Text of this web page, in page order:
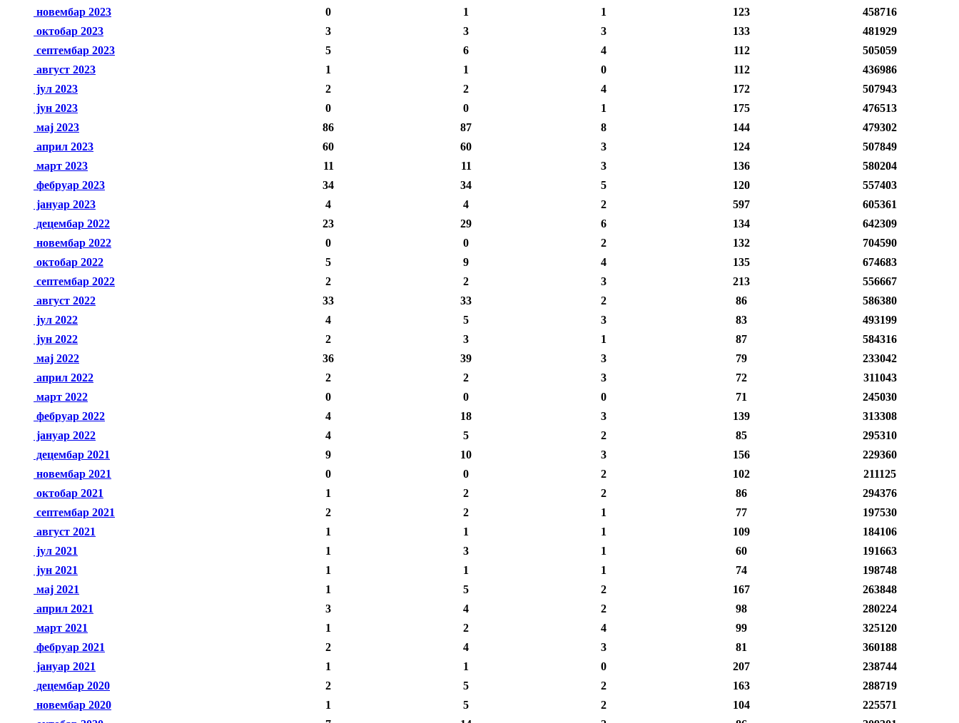
новембар 2023
0 1 1 123
458716
октобар 2023
3 3 3 133
481929
септембар 2023
5 6 4 112
505059
август 2023
1 1 0 112
436986
јул 2023
2 2 4 172
507943
јун 2023
0 0 1 175
476513
мај 2023
86 87 8 144
479302
април 2023
60 60 3 124
507849
март 2023
11 11 3 136
580204
фебруар 2023
34 34 5 120
557403
јануар 2023
4 4 2 597
605361
децембар 2022
23 29 6 134
642309
новембар 2022
0 0 2 132
704590
октобар 2022
5 9 4 135
674683
септембар 2022
2 2 3 213
556667
август 2022
33 33 2 86
586380
јул 2022
4 5 3 83
493199
јун 2022
2 3 1 87
584316
мај 2022
36 39 3 79
233042
април 2022
2 2 3 72
311043
март 2022
0 0 0 71
245030
фебруар 2022
4 18 3 139
313308
јануар 2022
4 5 2 85
295310
децембар 2021
9 10 3 156
229360
новембар 2021
0 0 2 102
211125
октобар 2021
1 2 2 86
294376
септембар 2021
2 2 1 77
197530
август 2021
1 1 1 109
184106
јул 2021
1 3 1 60
191663
јун 2021
1 1 1 74
198748
мај 2021
1 5 2 167
263848
април 2021
3 4 2 98
280224
март 2021
1 2 4 99
325120
фебруар 2021
2 4 3 81
360188
јануар 2021
1 1 0 207
238744
децембар 2020
2 5 2 163
288719
новембар 2020
1 5 2 104
225571